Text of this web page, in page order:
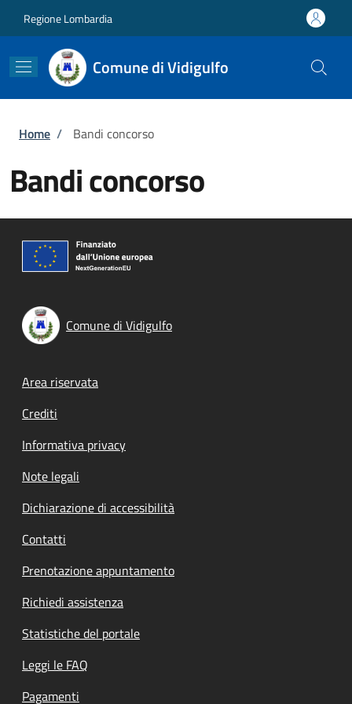
Regione Lombardia
Comune di Vidigulfo
Briciole di pane
Home / Bandi concorso
Bandi concorso
Comune di Vidigulfo
Footer menu
Area riservata
Crediti
Informativa privacy
Note legali
Dichiarazione di accessibilità
Contatti
Prenotazione appuntamento
Richiedi assistenza
Statistiche del portale
Leggi le FAQ
Pagamenti